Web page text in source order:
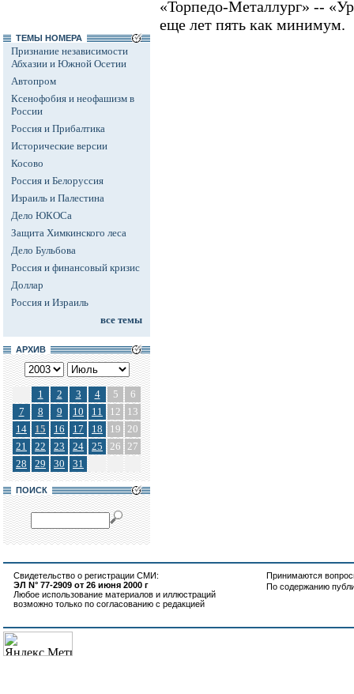
ТЕМЫ НОМЕРА
Признание независимости
Абхазии и Южной Осетии
Автопром
Ксенофобия и неофашизм в
России
Россия и Прибалтика
Исторические версии
Косово
Россия и Белоруссия
Израиль и Палестина
Дело ЮКОСа
Защита Химкинского леса
Дело Бульбова
Россия и финансовый кризис
Доллар
Россия и Израиль
все темы
АРХИВ
1 2 3 4 5
6
7
8 9 10 11 12
13
14
15 16 17 18 19 20
21
22 23 24 25 26 27
28
29 30 31
ПОИСК
«Торпедо-Металлург» --
еще лет пять как минимум.
Свидетельство о регистрации СМИ:
ЭЛ N° 77-2909 от 26 июня 2000 г
Любое использование материалов и иллюстраций
возможно только по согласованию с редакцией
Принимаются
По содержанию